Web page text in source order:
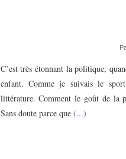
C’est très étonnant la politique,
enfant. Comme je suivais le
littérature. Comment le goût de
Sans doute parce que (...)